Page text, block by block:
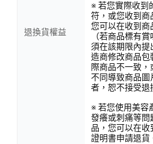
退換貨權益
※ 若您實際收到
符，或您收到商
您可以在收到商
（若商品標有
須在該期限內提
造商修改商品包
際商品不一致
不同導致商品圖
者，恕不接受退
※ 若您使用美容
發癢或刺痛等問
品，您可以在
證明書申請退貨